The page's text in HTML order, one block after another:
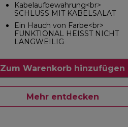
Kabelaufbewahrung<br>
SCHLUSS MIT KABELSALAT
Ein Hauch von Farbe<br>
FUNKTIONAL HEISST NICHT
LANGWEILIG
Zum Warenkorb hinzufügen
Mehr entdecken